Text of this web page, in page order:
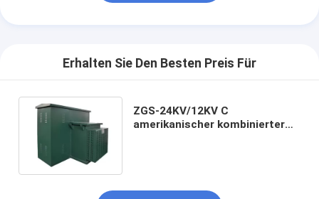
Erhalten Sie Den Besten Preis Für
ZGS-24KV/12KV C
amerikanischer kombinierter